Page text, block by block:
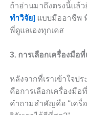
ถ้าอ่านมาถึงตรงนี้แล้
ทำวิจัย] แบบมืออาชีพ
พี่ดูแลเองทุกเคส
3. การเลือกเครื่องมือ
หลังจากที่เราเข้าใจป
คือการเลือกเครื่องมือ
คำถามสำคัญคือ “เครื่